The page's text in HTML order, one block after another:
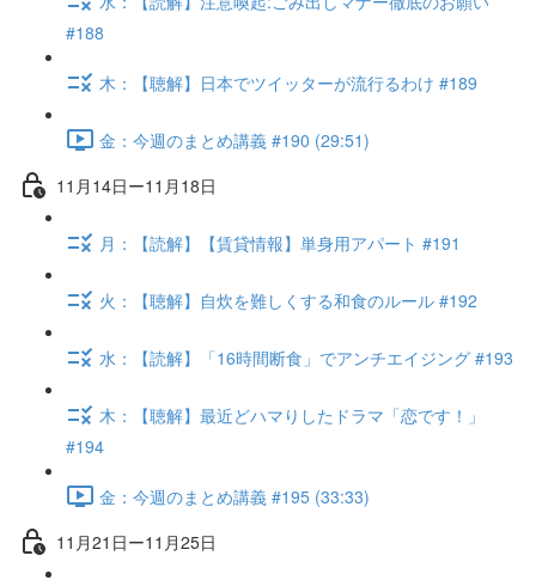
#188
木：【聴解】日本でツイッターが流行るわけ #189
金：今週のまとめ講義 #190 (29:51)
11月14日ー11月18日
月：【読解】【賃貸情報】単身用アパート #191
火：【聴解】自炊を難しくする和食のルール #192
水：【読解】「16時間断食」でアンチエイジング #193
木：【聴解】最近どハマりしたドラマ「恋です！」
#194
金：今週のまとめ講義 #195 (33:33)
11月21日ー11月25日